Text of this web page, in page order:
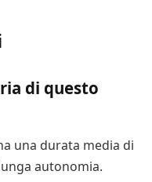
di questo
una durata media di
autonomia.